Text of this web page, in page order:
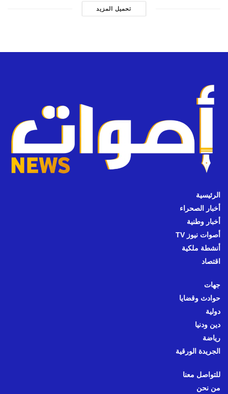
تحميل المزيد
الرئيسية
أخبار الصحراء
أخبار وطنية
أصوات نيوز TV
أنشطة ملكية
اقتصاد
جهات
حوادث وقضايا
دولية
دين ودنيا
رياضة
الجريدة الورقية
للتواصل معنا
من نحن